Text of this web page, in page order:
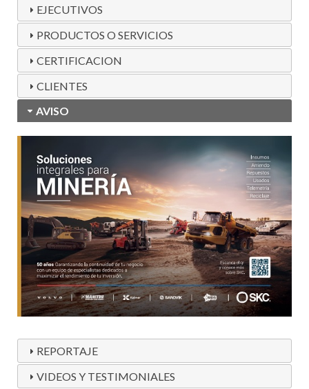
EJECUTIVOS
PRODUCTOS O SERVICIOS
CERTIFICACION
CLIENTES
AVISO
REPORTAJE
VIDEOS Y TESTIMONIALES